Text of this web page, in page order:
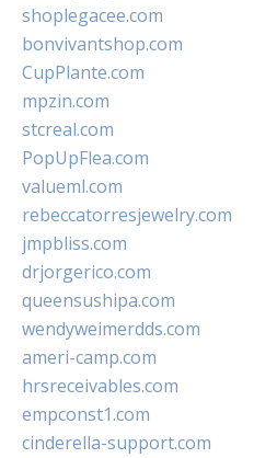
shoplegacee.com
bonvivantshop.com
CupPlante.com
mpzin.com
stcreal.com
PopUpFlea.com
valueml.com
rebeccatorresjewelry.com
jmpbliss.com
drjorgerico.com
queensushipa.com
wendyweimerdds.com
ameri-camp.com
hrsreceivables.com
empconst1.com
cinderella-support.com